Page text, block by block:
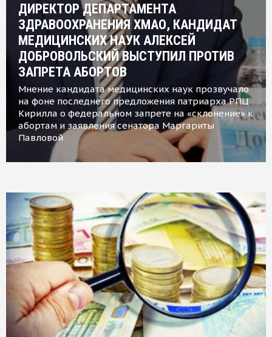
ДИРЕКТОР ДЕПАРТАМЕНТА
ЗДРАВООХРАНЕНИЯ ХМАО, КАНДИДАТ
МЕДИЦИНСКИХ НАУК АЛЕКСЕЙ
ДОБРОВОЛЬСКИЙ ВЫСТУПИЛ ПРОТИВ
ЗАПРЕТА АБОРТОВ
Мнение кандидата медицинских наук прозвучало
на фоне последнего предложения патриарха РПЦ
Кирилла о федеральном запрете на «склонение» к
абортам и заявления сенатора Маргариты
Павловой